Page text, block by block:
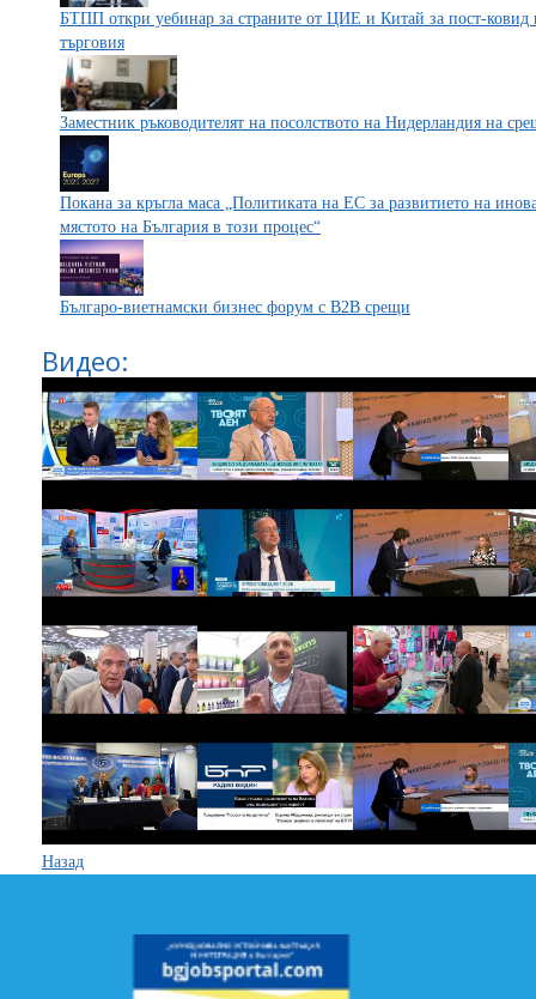
БТПП откри уебинар за страните от ЦИЕ и Китай за пост-ковид
търговия
Заместник ръководителят на посолството на Нидерландия на
Покана за кръгла маса „Политиката на ЕС за развитието на
мястото на България в този процес“
Българо-виетнамски бизнес форум с В2В срещи
Видео:
Назад